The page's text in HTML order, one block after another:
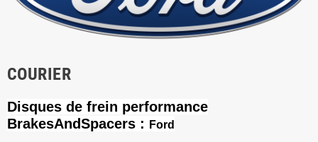
COURIER
Disques de frein performance
BrakesAndSpacers :
Ford